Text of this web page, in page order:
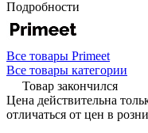
Подробности
Все товары Primeet
Все товары категории
Товар закончился
Цена действительна
отличаться от цен в